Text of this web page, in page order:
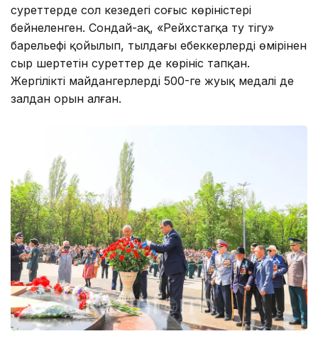
суреттерде сол кезеңдегі соғыс көріністері
бейнеленген. Сондай-ақ, «Рейхстагқа ту тігу»
барельефі қойылып, тылдағы еңбеккерлердің өмірінен
сыр шертетін суреттер де көрініс тапқан.
Жергілікті майдангерлердің 500-ге жуық медалі де
залдан орын алған.